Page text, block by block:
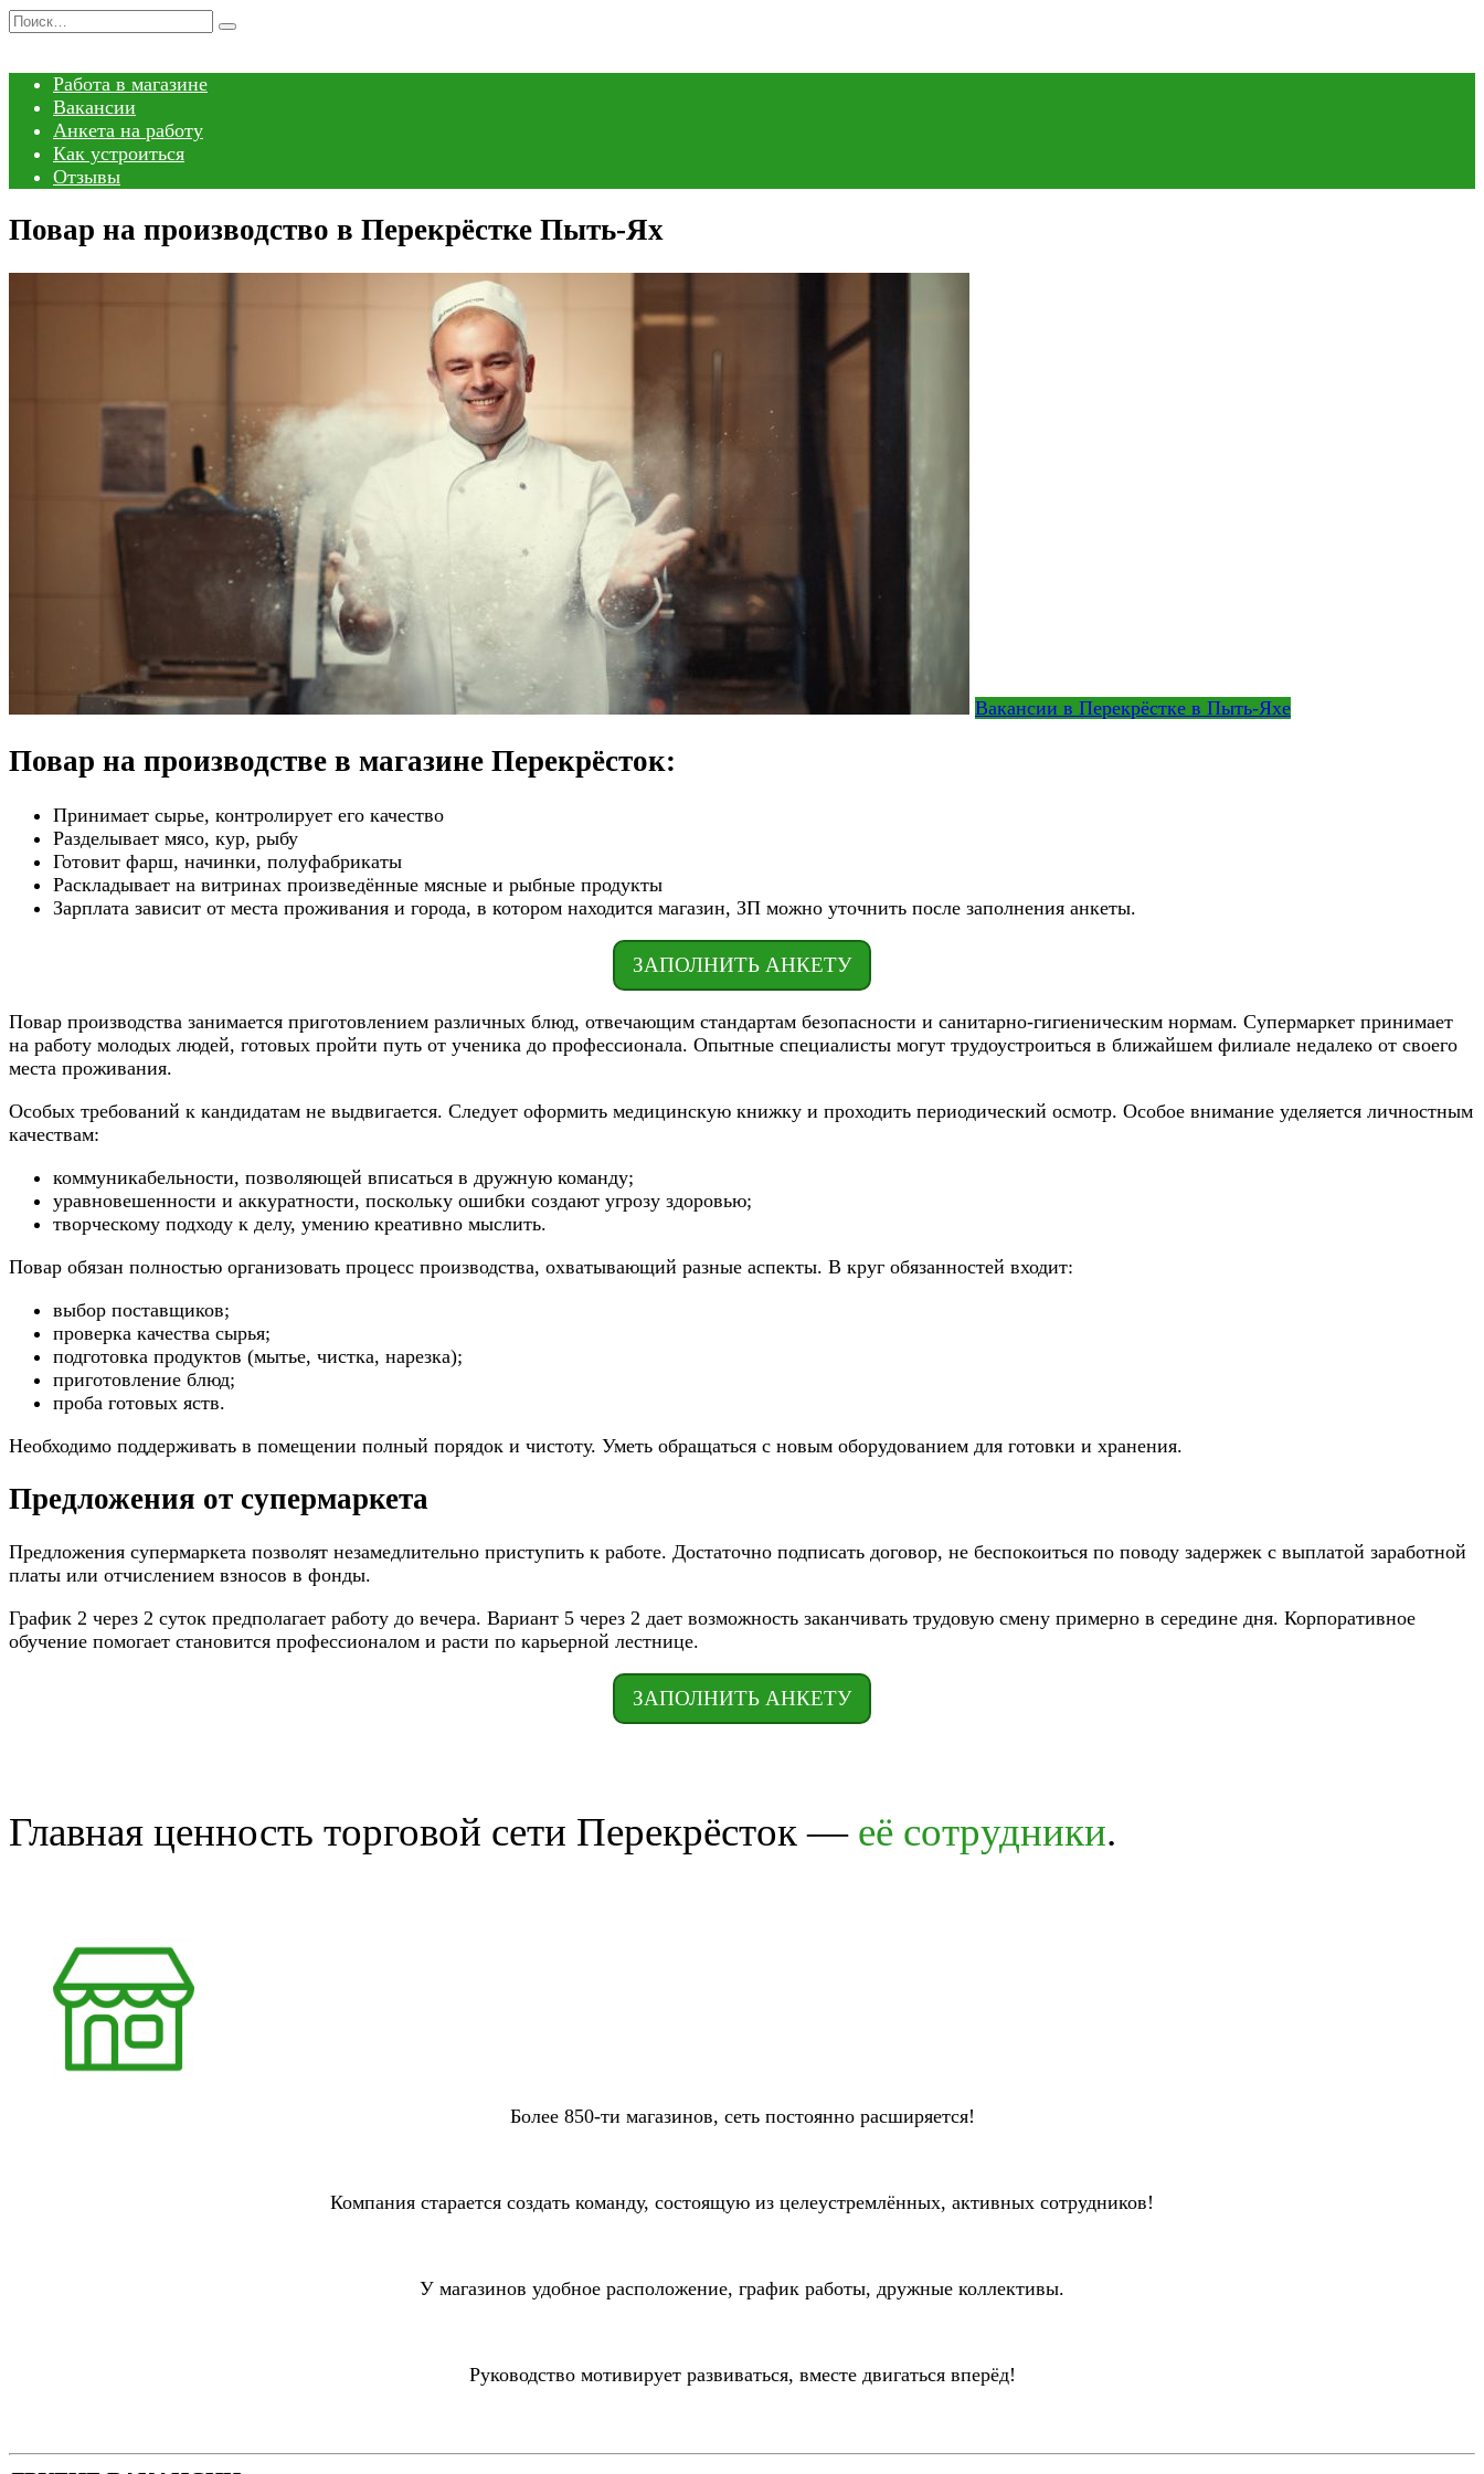
Перейти
Search
Работа в магазине
Вакансии
Анкета на работу
Как устроиться
Отзывы
Повар на производство в Перекрёстке Пыть-Ях
Вакансии в Перекрёстке в Пыть-Яхе
Повар на производстве в магазине Перекрёсток:
Принимает сырье, контролирует его качество
Разделывает мясо, кур, рыбу
Готовит фарш, начинки, полуфабрикаты
Раскладывает на витринах произведённые мясные и рыбные продукты
Зарплата зависит от места проживания и города, в котором находится магазин, ЗП можно уточнить после заполнения анкеты.
ЗАПОЛНИТЬ АНКЕТУ
Повар производства занимается приготовлением различных блюд, отвечающим стандартам безопасности и санитарно-гигиеническим нормам. Супермаркет принимает
на работу молодых людей, готовых пройти путь от ученика до профессионала. Опытные специалисты могут трудоустроиться в ближайшем филиале недалеко от своего
места проживания.
Особых требований к кандидатам не выдвигается. Следует оформить медицинскую книжку и проходить периодический осмотр. Особое внимание уделяется личностным
качествам:
коммуникабельности, позволяющей вписаться в дружную команду;
уравновешенности и аккуратности, поскольку ошибки создают угрозу здоровью;
творческому подходу к делу, умению креативно мыслить.
Повар обязан полностью организовать процесс производства, охватывающий разные аспекты. В круг обязанностей входит:
выбор поставщиков;
проверка качества сырья;
подготовка продуктов (мытье, чистка, нарезка);
приготовление блюд;
проба готовых яств.
Необходимо поддерживать в помещении полный порядок и чистоту. Уметь обращаться с новым оборудованием для готовки и хранения.
Предложения от супермаркета
Предложения супермаркета позволят незамедлительно приступить к работе. Достаточно подписать договор, не беспокоиться по поводу задержек с выплатой заработной
платы или отчислением взносов в фонды.
График 2 через 2 суток предполагает работу до вечера. Вариант 5 через 2 дает возможность заканчивать трудовую смену примерно в середине дня. Корпоративное
обучение помогает становится профессионалом и расти по карьерной лестнице.
ЗАПОЛНИТЬ АНКЕТУ
Главная ценность торговой сети Перекрёсток — её сотрудники.
Более 850-ти магазинов, сеть постоянно расширяется!
Компания старается создать команду, состоящую из целеустремлённых, активных сотрудников!
У магазинов удобное расположение, график работы, дружные коллективы.
Руководство мотивирует развиваться, вместе двигаться вперёд!